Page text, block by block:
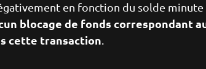
en fonction du solde minute
blocage de fonds correspondant
cette transaction